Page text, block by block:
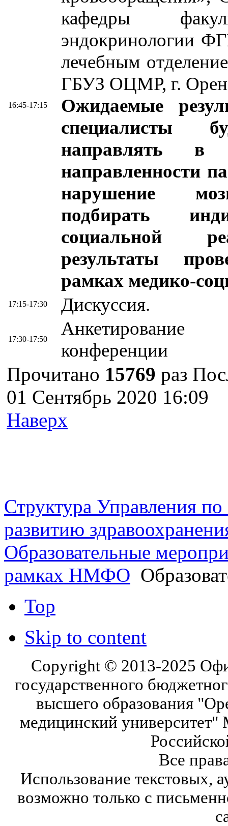
16:45-17:15
кафедры
эндокринологии
лечебным
ГБУЗ ОЦМР, г.
Ожидаемые
специалисты
направлять в
направленности
нарушение
подбирать
социальной
результаты
рамках медико-
17:15-17:30 Дискуссия.
17:30-17:50
конференции
Прочитано 15769 раз
01 Сентябрь 2020 16:09
Наверх
Структура Управления
развитию
Образовательные
рамках НМФО
Top
Skip to content
Copyright © 2013-2025
государственного
высшего образования
медицинский университет"
Все
Использование текстовых,
возможно только с